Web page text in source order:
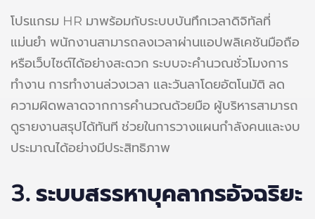
โปรแกรม HR มาพร้อมกับระบบบันทึกเวลาดิจิทัลที่
แม่นยำ พนักงานสามารถลงเวลาผ่านแอปพลิเคชันมือถือ
หรือเว็บไซต์ได้อย่างสะดวก ระบบจะคำนวณชั่วโมงการ
ทำงาน การทำงานล่วงเวลา และวันลาโดยอัตโนมัติ ลด
ความผิดพลาดจากการคำนวณด้วยมือ ผู้บริหารสามารถ
ดูรายงานสรุปได้ทันที ช่วยในการวางแผนกำลังคนและงบ
ประมาณได้อย่างมีประสิทธิภาพ
3. ระบบสรรหาบุคลากรอัจฉริยะ